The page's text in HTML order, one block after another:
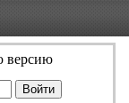
версию